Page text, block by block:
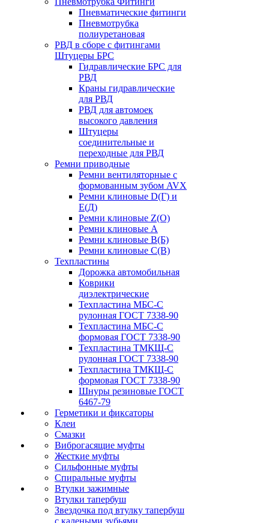
Пневматические фитинги
Пневмотрубка
полиуретановая
РВД в сборе с фитингами
Штуцеры БРС
Гидравлические БРС для
РВД
Краны гидравлические
для РВД
РВД для автомоек
высокого давления
Штуцеры
соединительные и
переходные для РВД
Ремни приводные
Ремни вентиляторные с
формованным зубом AVX
Ремни клиновые D(Г) и
Е(Д)
Ремни клиновые Z(О)
Ремни клиновые А
Ремни клиновые В(Б)
Ремни клиновые С(В)
Техпластины
Дорожка автомобильная
Коврики
диэлектрические
Техпластина МБС-С
рулонная ГОСТ 7338-90
Техпластина МБС-С
формовая ГОСТ 7338-90
Техпластина ТМКЩ-С
рулонная ГОСТ 7338-90
Техпластина ТМКЩ-С
формовая ГОСТ 7338-90
Шнуры резиновые ГОСТ
6467-79
Герметики и фиксаторы
Клеи
Смазки
Виброгасящие муфты
Жесткие муфты
Сильфонные муфты
Спиральные муфты
Втулки зажимные
Втулки тапербуш
Звездочка под втулку тапербуш
c калеными зубьями